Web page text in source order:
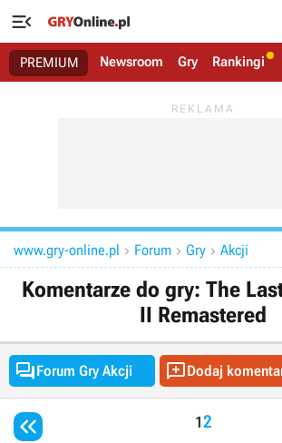

PREMIUM Newsroom Gry Rankingi
www.gry-online.pl  Forum  Gry  Akcji
Komentarze do gry: The
II Remastered
Forum Gry Akcji Dodaj
 12